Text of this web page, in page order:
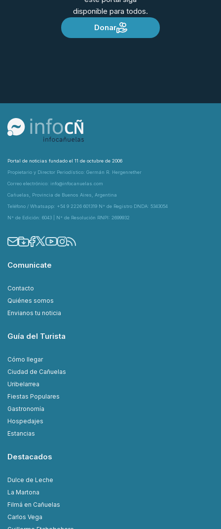
disponible para todos.
Donar
Portal de noticias fundado el 11 de octubre de 2006
Propietario y Director Periodístico: Germán R. Hergenrether
Correo electrónico: info@infocanuelas.com
Cañuelas, Provincia de Buenos Aires, Argentina
Teléfono / Whatsapp: +54 9 2226 601319 N° de Registro DNDA: 5343054
N° de Edición: 6043 | N° de Resolución RNPI: 2699932
Comunicate
Contacto
Quiénes somos
Envianos tu noticia
Guía del Turista
Cómo llegar
Ciudad de Cañuelas
Uribelarrea
Fiestas Populares
Gastronomía
Hospedajes
Estancias
Destacados
Dulce de Leche
La Martona
Filmá en Cañuelas
Carlos Vega